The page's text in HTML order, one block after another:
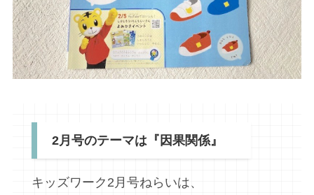
2月号のテーマは『因果関係』
キッズワーク2月号ねらいは、